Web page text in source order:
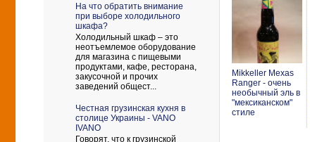
Mikkeller Mexas
Ranger - очень
необычный эль в
"мексиканском"
стиле
На что обратить внимание
при выборе холодильного
шкафа?
Холодильный шкаф – это
неотъемлемое оборудование
для магазина с пищевыми
продуктами, кафе, ресторана,
закусочной и прочих
заведений общест...
Честная грузинская кухня в
столице Украины - VANO
IVANO
Говорят, что к грузинской